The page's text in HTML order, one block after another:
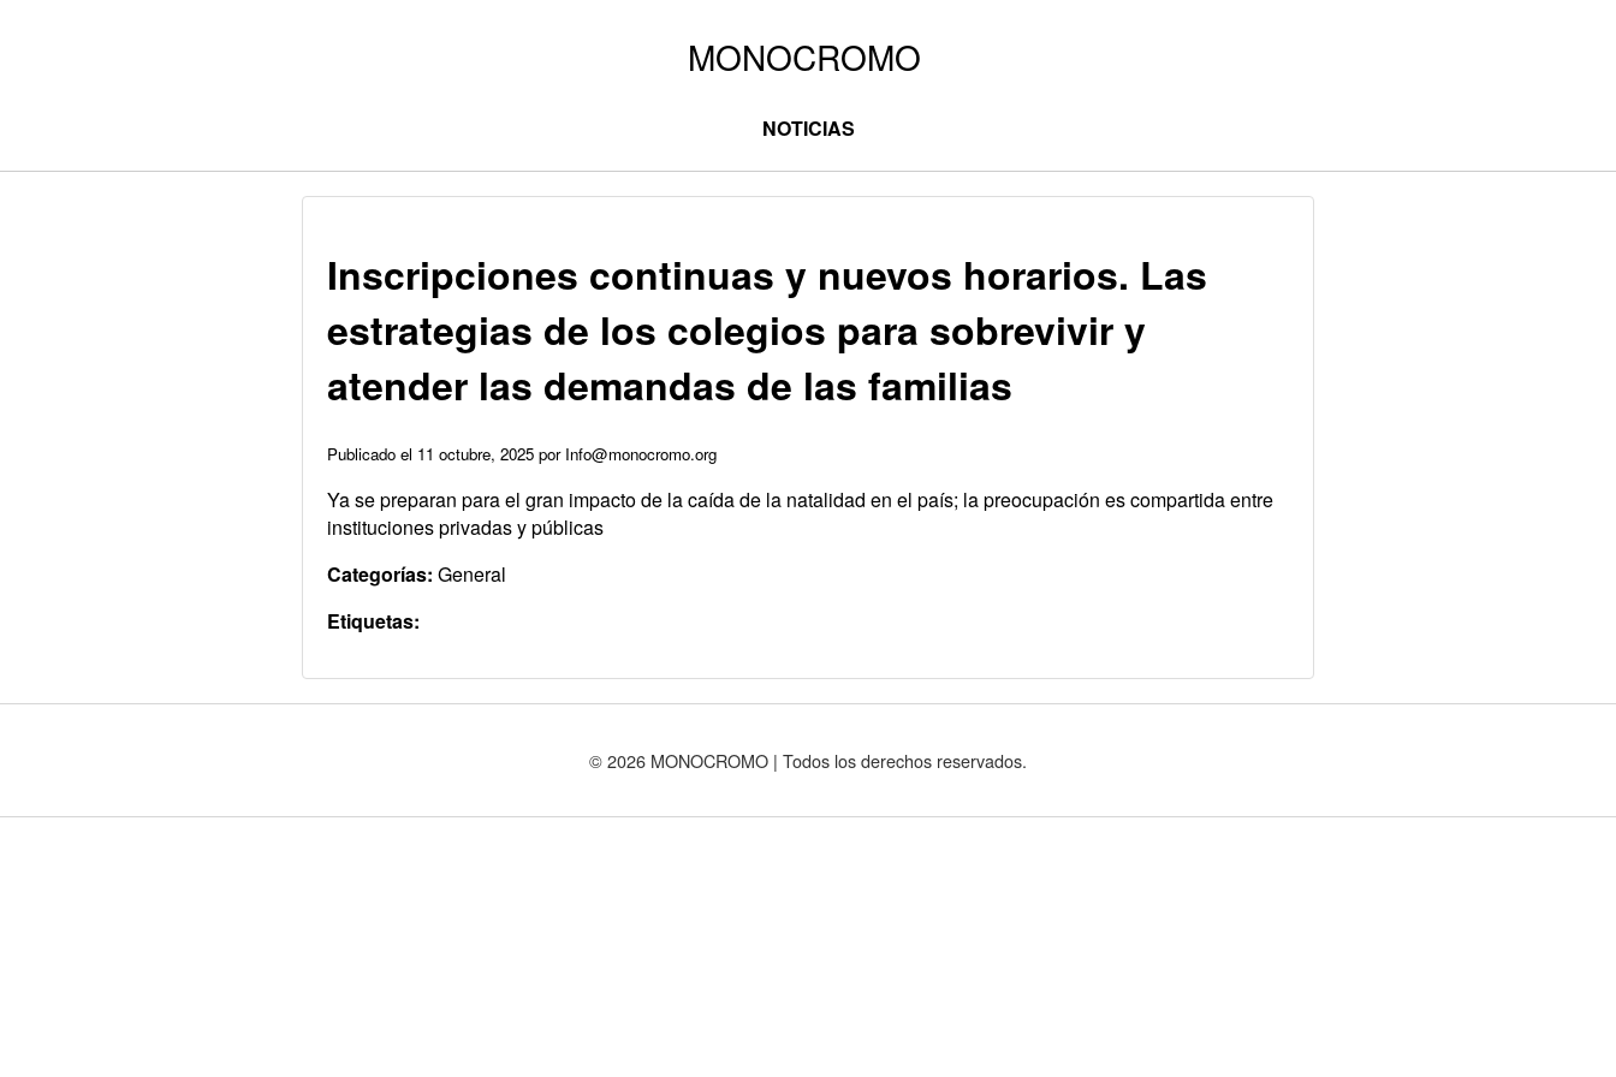
NOTICIAS
Inscripciones continuas y nuevos horarios. Las
estrategias de los colegios para sobrevivir y
atender las demandas de las familias
Publicado el 11 octubre, 2025 por Info@monocromo.org
Ya se preparan para el gran impacto de la caída de la natalidad en el país; la preocupación es compartida entre
instituciones privadas y públicas
Categorías: General
Etiquetas:
© 2026 MONOCROMO | Todos los derechos reservados.